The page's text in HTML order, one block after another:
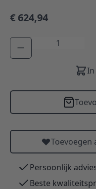
€ 624,94
Aantal
In
Toevoegen
Persoonlijk
Beste